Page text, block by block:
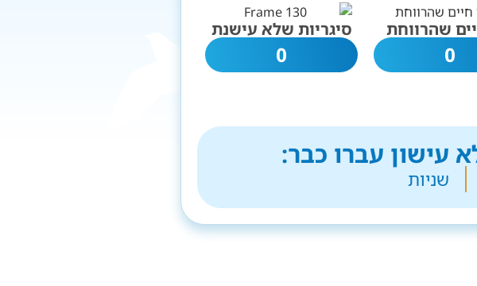
שהרווחת
0
סיגריות שלא עישנת
0
עישון עברו כבר:
שניות